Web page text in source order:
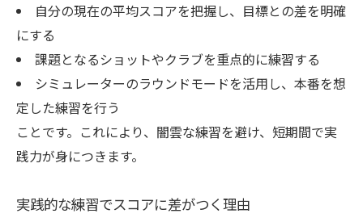
自分の現在の平均スコアを把握し、目標との差を明確
にする
課題となるショットやクラブを重点的に練習する
シミュレーターのラウンドモードを活用し、本番を想
定した練習を行う
ことです。これにより、闇雲な練習を避け、短期間で実
践力が身につきます。
実践的な練習でスコアに差がつく理由